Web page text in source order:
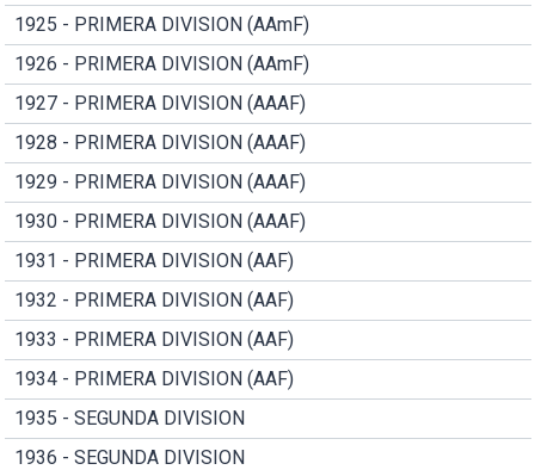
1925 - PRIMERA DIVISION (AAmF)
1926 - PRIMERA DIVISION (AAmF)
1927 - PRIMERA DIVISION (AAAF)
1928 - PRIMERA DIVISION (AAAF)
1929 - PRIMERA DIVISION (AAAF)
1930 - PRIMERA DIVISION (AAAF)
1931 - PRIMERA DIVISION (AAF)
1932 - PRIMERA DIVISION (AAF)
1933 - PRIMERA DIVISION (AAF)
1934 - PRIMERA DIVISION (AAF)
1935 - SEGUNDA DIVISION
1936 - SEGUNDA DIVISION